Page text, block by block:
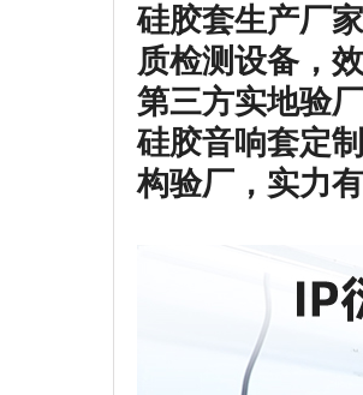
硅胶套生产厂
质检测设备，
第三方实地验
硅胶音响套定
构验厂，实力